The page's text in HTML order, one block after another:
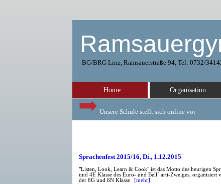
BG/BRG Linz, Ramsauerstraße 94, Tel: 0732/
Unsere Schule stellt sich online vor
Home Organisation
Sprachenfest 2015/16, Di., 1.12.2015
"Listen, Look, Learn & Cook" ist das Motto des heurigen
und 4E Klasse des Euro- und Bell´ arti-Zweiges, organisiert
der 6G und 6N Klasse
[mehr]